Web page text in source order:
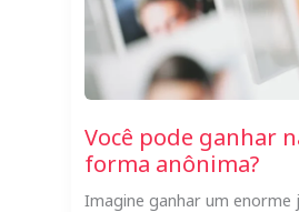
Você pode ganhar
forma anônima?
Imagine ganhar um enorme